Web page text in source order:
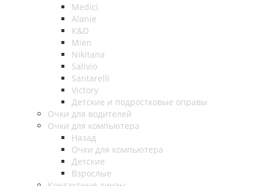
Medici
Alanie
K&D
Mien
Nikitana
Salivio
Santarelli
Victory
Детские и подростковые оправы
Очки для водителей
Очки для компьютера
Назад
Очки для компьютера
Детские
Взрослые